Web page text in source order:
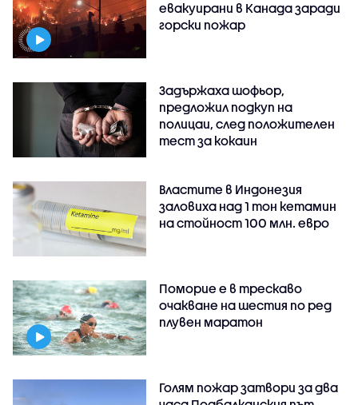
евакуирани в Канада заради
горски пожар
Задържаха шофьор,
предложил подкуп на
полицаи, след положителен
тест за кокаин
Властите в Индонезия
заловиха над 1 тон кетамин
на стойност 100 млн. евро
Поморие е в трескаво
очакване на шестия по ред
плувен маратон
Голям пожар затвори за два